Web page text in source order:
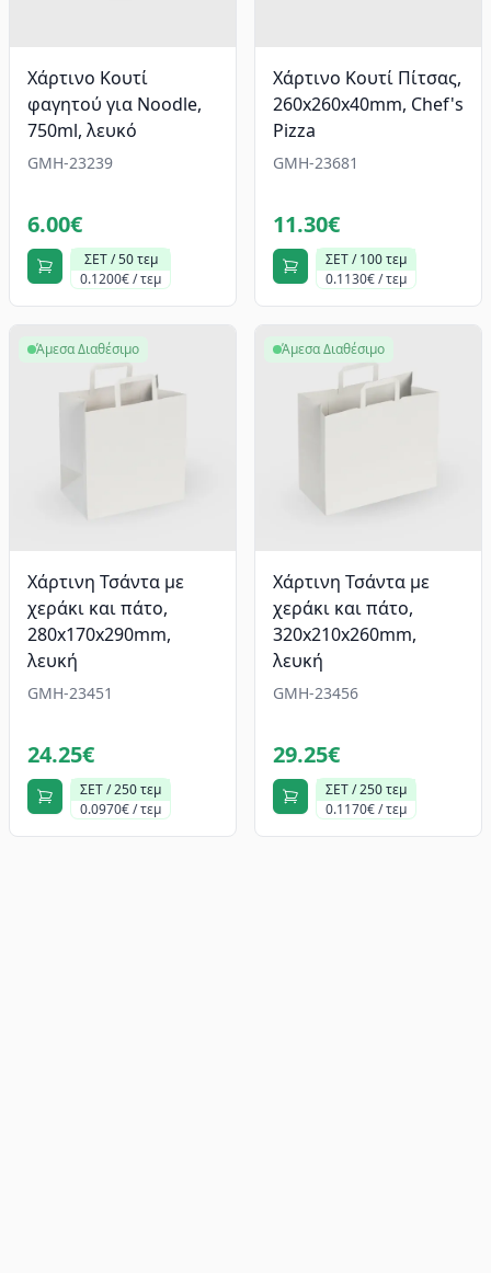
Χάρτινο Κουτί
φαγητού για Noodle,
750ml, λευκό
GMH-23239
6.00€
ΣΕΤ / 50 τεμ
0.1200€ / τεμ
Χάρτινο Κουτί Πίτσας,
260x260x40mm, Chef's
Pizza
GMH-23681
11.30€
ΣΕΤ / 100 τεμ
0.1130€ / τεμ
Χάρτινη Τσάντα με
χεράκι και πάτο,
280x170x290mm,
λευκή
GMH-23451
24.25€
ΣΕΤ / 250 τεμ
0.0970€ / τεμ
Άμεσα Διαθέσιμο
Χάρτινη Τσάντα με
χεράκι και πάτο,
320x210x260mm,
λευκή
GMH-23456
29.25€
ΣΕΤ / 250 τεμ
0.1170€ / τεμ
Άμεσα Διαθέσιμο